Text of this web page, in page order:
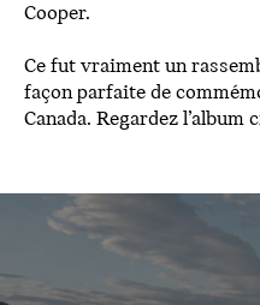
Cooper.
Ce fut vraiment un
façon parfaite de
Canada. Regardez